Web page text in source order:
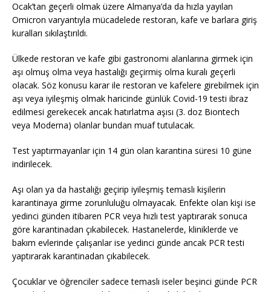
Ocak’tan geçerli olmak üzere Almanya’da da hızla yayılan
Omicron varyantıyla mücadelede restoran, kafe ve barlara giriş
kuralları sıkılaştırıldı.
Ülkede restoran ve kafe gibi gastronomi alanlarına girmek için
aşı olmuş olma veya hastalığı geçirmiş olma kuralı geçerli
olacak. Söz konusu karar ile restoran ve kafelere girebilmek için
aşı veya iyileşmiş olmak haricinde günlük Covid-19 testi ibraz
edilmesi gerekecek ancak hatırlatma aşısı (3. doz Biontech
veya Moderna) olanlar bundan muaf tutulacak.
Test yaptırmayanlar için 14 gün olan karantina süresi 10 güne
indirilecek.
Aşı olan ya da hastalığı geçirip iyileşmiş temaslı kişilerin
karantinaya girme zorunluluğu olmayacak. Enfekte olan kişi ise
yedinci günden itibaren PCR veya hızlı test yaptırarak sonuca
göre karantinadan çıkabilecek. Hastanelerde, kliniklerde ve
bakım evlerinde çalışanlar ise yedinci günde ancak PCR testi
yaptırarak karantinadan çıkabilecek.
Çocuklar ve öğrenciler sadece temaslı iseler beşinci günde PCR